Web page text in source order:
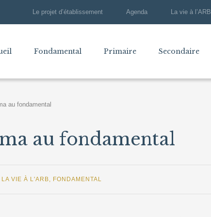
Le projet d’établissement Agenda La vie à l’ARB
Fondamental Primaire Secondaire
au fondamental
au fondamental
LA VIE À L'ARB, FONDAMENTAL